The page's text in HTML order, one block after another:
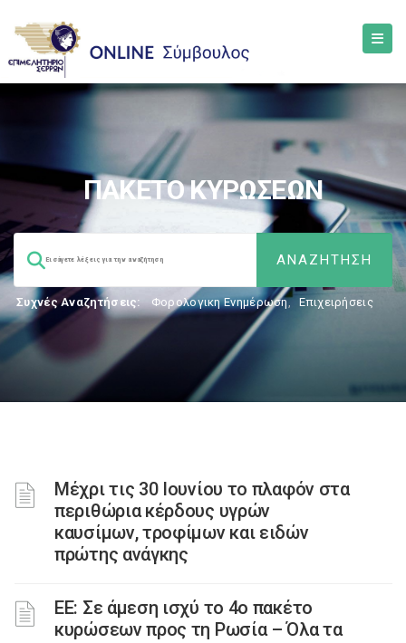
ΠΑΚΕΤΟ ΚΥΡΩΣΕΩΝ
Συχνές Αναζητήσεις: Φορολογικη Ενημέρωση, Επιχειρήσεις
Μέχρι τις 30 Ιουνίου το πλαφόν στα
περιθώρια κέρδους υγρών
καυσίμων, τροφίμων και ειδών
πρώτης ανάγκης
ΕΕ: Σε άμεση ισχύ το 4ο πακέτο
κυρώσεων προς τη Ρωσία – Όλα τα